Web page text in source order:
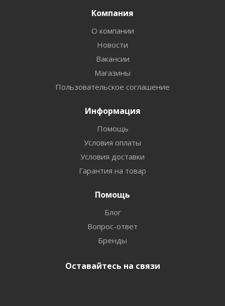
Компания
О компании
Новости
Вакансии
Магазины
Пользовательское соглашение
Информация
Помощь
Условия оплаты
Условия доставки
Гарантия на товар
Помощь
Блог
Вопрос-ответ
Бренды
Оставайтесь на связи